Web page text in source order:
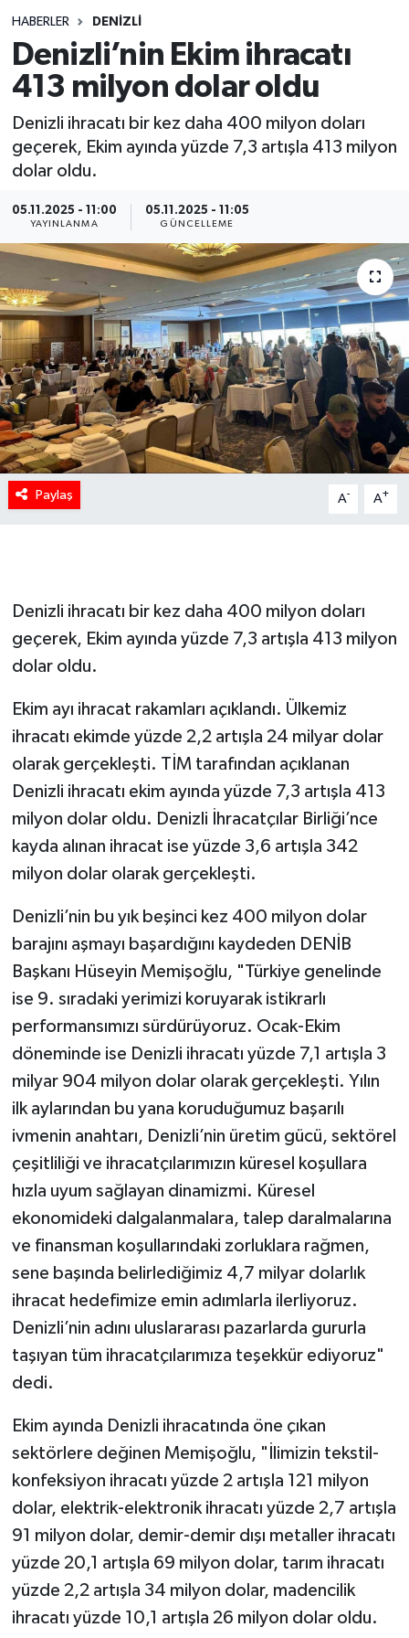
HABERLER DENIZLI
Denizli’nin Ekim ihracatı
413 milyon dolar oldu
Denizli ihracatı bir kez daha 400 milyon doları
geçerek, Ekim ayında yüzde 7,3 artışla 413 milyon
dolar oldu.
05.11.2025 - 11:00
YAYINLANMA
05.11.2025 - 11:05
GÜNCELLEME
Paylaş A- A+
Denizli ihracatı bir kez daha 400 milyon doları
geçerek, Ekim ayında yüzde 7,3 artışla 413 milyon
dolar oldu.
Ekim ayı ihracat rakamları açıklandı. Ülkemiz
ihracatı ekimde yüzde 2,2 artışla 24 milyar dolar
olarak gerçekleşti. TİM tarafından açıklanan
Denizli ihracatı ekim ayında yüzde 7,3 artışla 413
milyon dolar oldu. Denizli İhracatçılar Birliği’nce
kayda alınan ihracat ise yüzde 3,6 artışla 342
milyon dolar olarak gerçekleşti.
Denizli’nin bu yık beşinci kez 400 milyon dolar
barajını aşmayı başardığını kaydeden DENİB
Başkanı Hüseyin Memişoğlu, "Türkiye genelinde
ise 9. sıradaki yerimizi koruyarak istikrarlı
performansımızı sürdürüyoruz. Ocak-Ekim
döneminde ise Denizli ihracatı yüzde 7,1 artışla 3
milyar 904 milyon dolar olarak gerçekleşti. Yılın
ilk aylarından bu yana koruduğumuz başarılı
ivmenin anahtarı, Denizli’nin üretim gücü, sektörel
çeşitliliği ve ihracatçılarımızın küresel koşullara
hızla uyum sağlayan dinamizmi. Küresel
ekonomideki dalgalanmalara, talep daralmalarına
ve finansman koşullarındaki zorluklara rağmen,
sene başında belirlediğimiz 4,7 milyar dolarlık
ihracat hedefimize emin adımlarla ilerliyoruz.
Denizli’nin adını uluslararası pazarlarda gururla
taşıyan tüm ihracatçılarımıza teşekkür ediyoruz"
dedi.
Ekim ayında Denizli ihracatında öne çıkan
sektörlere değinen Memişoğlu, "İlimizin tekstil-
konfeksiyon ihracatı yüzde 2 artışla 121 milyon
dolar, elektrik-elektronik ihracatı yüzde 2,7 artışla
91 milyon dolar, demir-demir dışı metaller ihracatı
yüzde 20,1 artışla 69 milyon dolar, tarım ihracatı
yüzde 2,2 artışla 34 milyon dolar, madencilik
ihracatı yüzde 10,1 artışla 26 milyon dolar oldu.
Spor
Tebrik
Türkiye